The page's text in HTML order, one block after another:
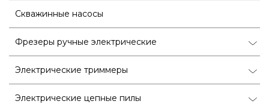
Скважинные насосы
Фрезеры ручные электрические
Электрические триммеры
Электрические цепные пилы